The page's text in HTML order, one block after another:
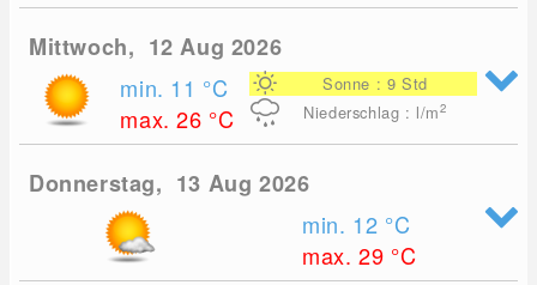
Mittwoch, 12 Aug 2026
min. 11 °C
max. 26 °C
Sonne : 9 Std
Niederschlag : l/m2
Donnerstag, 13 Aug 2026
min. 12 °C
max. 29 °C